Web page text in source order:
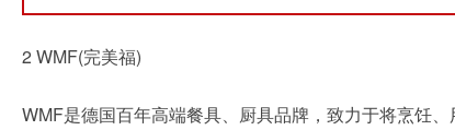
2 WMF(完美福)
WMF是德国百年高端餐具、厨具品牌，致力于将烹饪